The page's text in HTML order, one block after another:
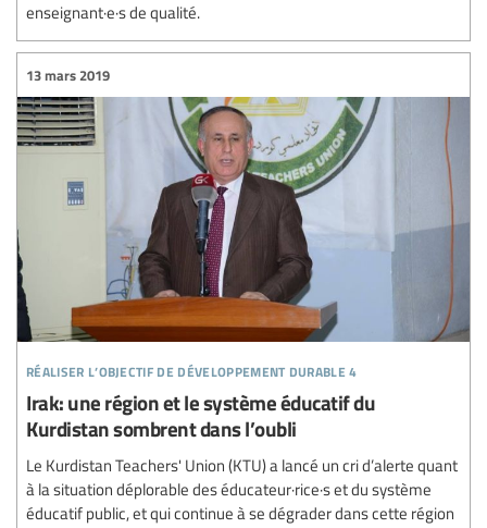
enseignant·e·s de qualité.
réaliser l’objectif de développement durable 4
13 mars 2019
Irak: une région et le système éducatif du
Kurdistan sombrent dans l’oubli
Le Kurdistan Teachers' Union (KTU) a lancé un cri d’alerte quant
à la situation déplorable des éducateur·rice·s et du système
éducatif public, et qui continue à se dégrader dans cette région